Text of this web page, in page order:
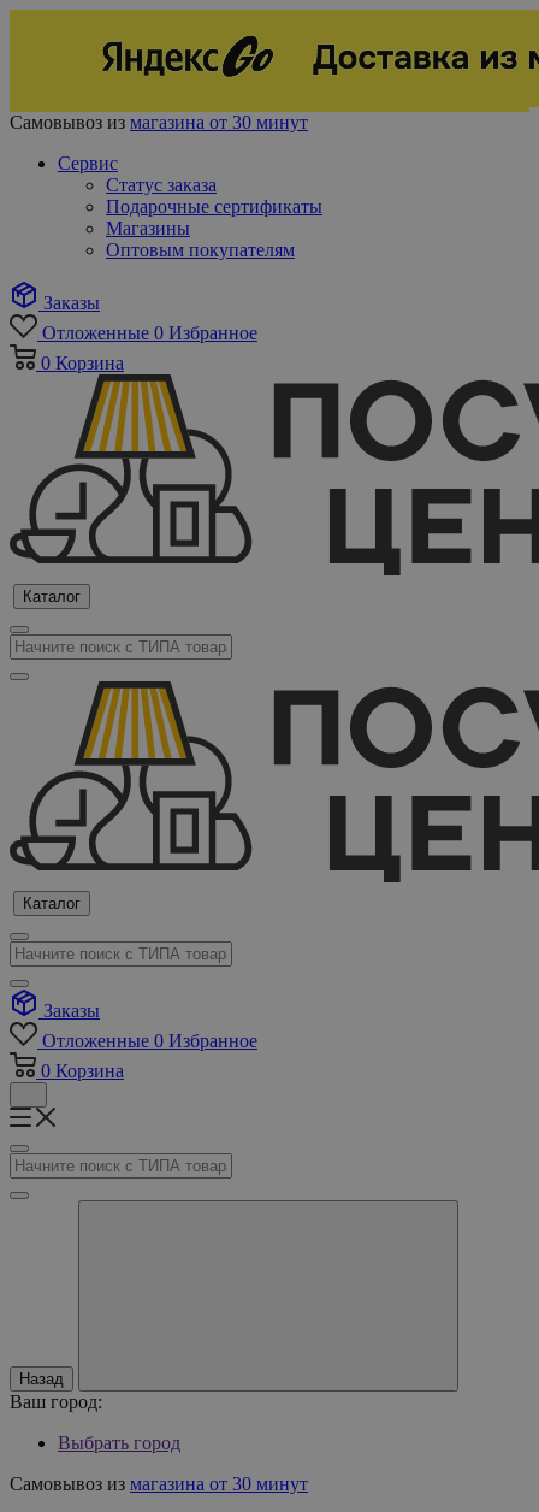
Самовывоз из магазина от 30 минут
Сервис
Статус заказа
Подарочные сертификаты
Магазины
Оптовым покупателям
Заказы
Отложенные 0 Избранное
0 Корзина
Каталог
Каталог
Заказы
Отложенные 0 Избранное
0 Корзина
Назад
Ваш город:
Выбрать город
Самовывоз из магазина от 30 минут